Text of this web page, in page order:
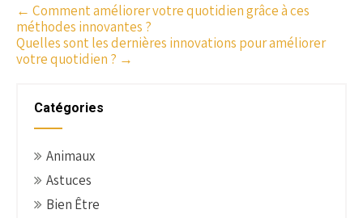
P
o
s
← Comment améliorer votre quotidien grâce à ces
méthodes innovantes ?
Quelles sont les dernières innovations pour améliorer
votre quotidien ? →
Catégories
Animaux
Astuces
Bien Être